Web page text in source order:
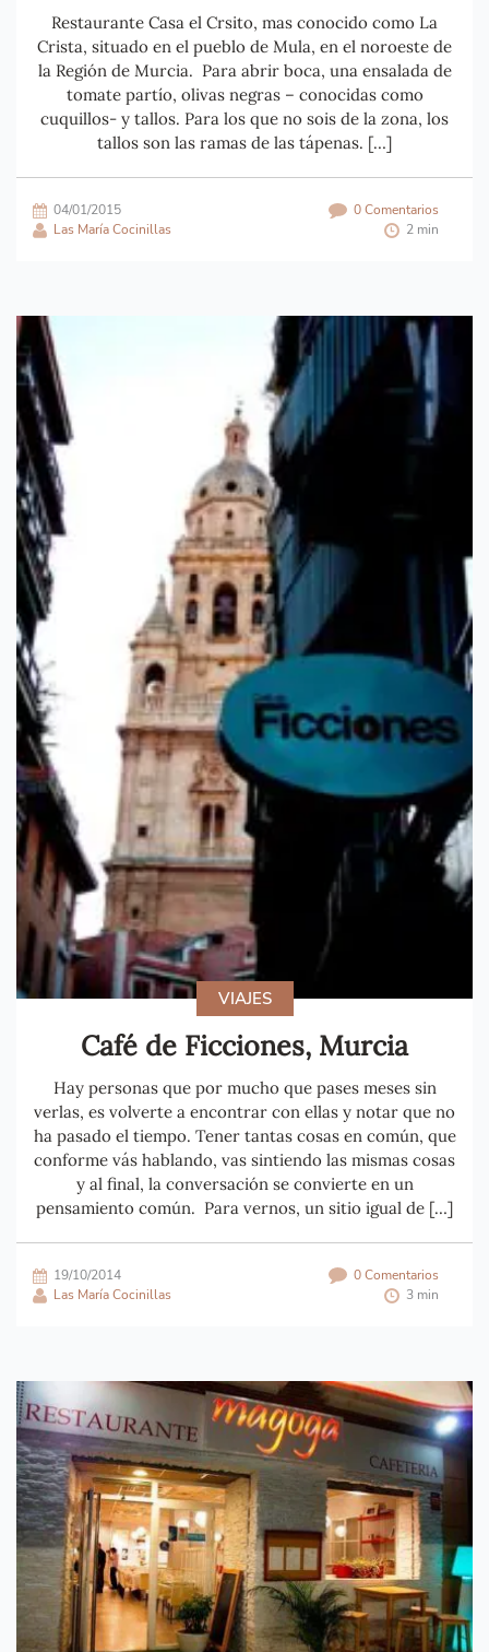
Restaurante Casa el Crsito, mas conocido como La
Crista, situado en el pueblo de Mula, en el noroeste de
la Región de Murcia. Para abrir boca, una ensalada de
tomate partío, olivas negras – conocidas como
cuquillos- y tallos. Para los que no sois de la zona, los
tallos son las ramas de las tápenas. […]
04/01/2015
0 Comentarios
Las María Cocinillas
2 min
VIAJES
Café de Ficciones, Murcia
Hay personas que por mucho que pases meses sin
verlas, es volverte a encontrar con ellas y notar que no
ha pasado el tiempo. Tener tantas cosas en común, que
conforme vás hablando, vas sintiendo las mismas cosas
y al final, la conversación se convierte en un
pensamiento común. Para vernos, un sitio igual de […]
19/10/2014
0 Comentarios
Las María Cocinillas
3 min